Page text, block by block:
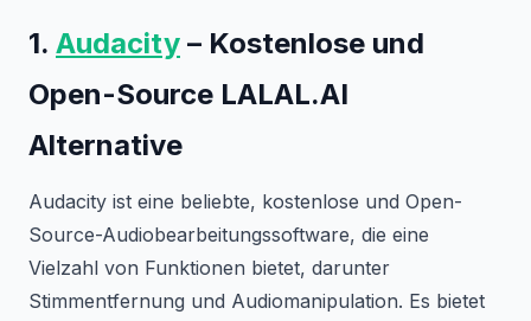
1. Audacity – Kostenlose und
Open-Source LALAL.AI
Alternative
Audacity ist eine beliebte, kostenlose und Open-
Source-Audiobearbeitungssoftware, die eine
Vielzahl von Funktionen bietet, darunter
Stimmentfernung und Audiomanipulation. Es bietet